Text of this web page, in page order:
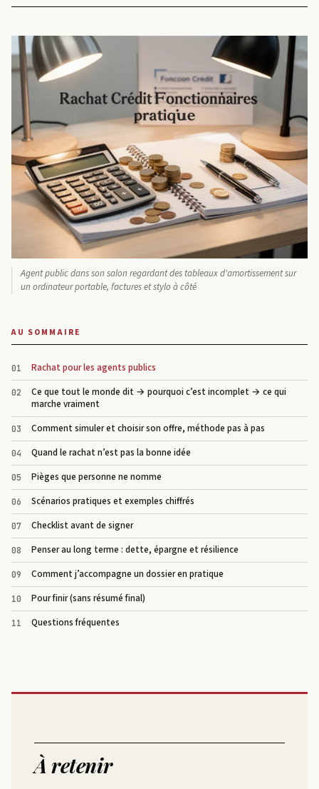
Agent public dans son salon regardant des tableaux d'amortissement sur
un ordinateur portable, factures et stylo à côté
AU SOMMAIRE
Rachat pour les agents publics
Ce que tout le monde dit → pourquoi c’est incomplet → ce qui
marche vraiment
Comment simuler et choisir son offre, méthode pas à pas
Quand le rachat n’est pas la bonne idée
Pièges que personne ne nomme
Scénarios pratiques et exemples chiffrés
Checklist avant de signer
Penser au long terme : dette, épargne et résilience
Comment j’accompagne un dossier en pratique
Pour finir (sans résumé final)
Questions fréquentes
À retenir